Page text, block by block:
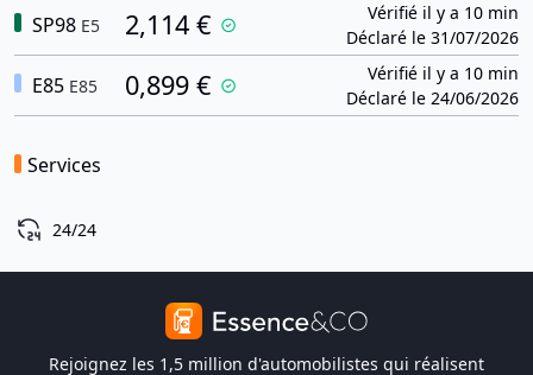
SP98 E5 2,114 €
Vérifié il y a 10 min
Déclaré le 31/07/2026
E85 E85 0,899 €
Vérifié il y a 10 min
Déclaré le 24/06/2026
Services
24/24
Rejoignez les 1,5 million d'automobilistes qui réalisent